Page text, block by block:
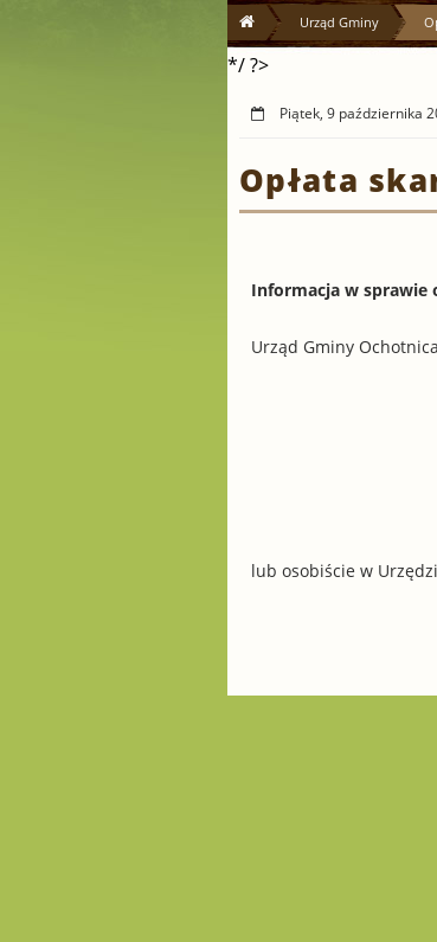
Urząd Gminy
*/ ?>
Piątek, 9 października
Opłata
Informacja w sprawie
Urząd Gminy
lub osobiście w